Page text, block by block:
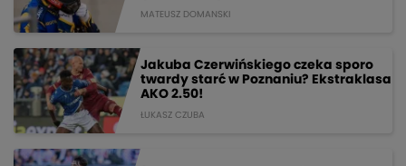
MATEUSZ DOMANSKI
Jakuba Czerwińskiego czeka sporo
twardy starć w Poznaniu? Ekstraklasa
AKO 2.50!
ŁUKASZ CZUBA